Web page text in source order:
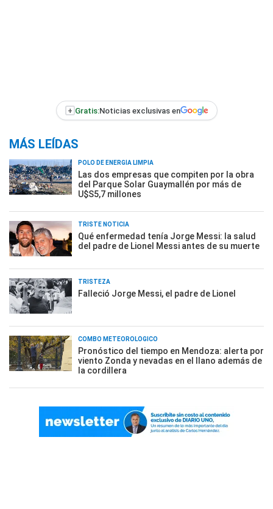
+ Gratis:Noticias exclusivas en
MÁS LEÍDAS
POLO DE ENERGÍA LIMPIA
Las dos empresas que compiten por la obra
del Parque Solar Guaymallén por más de
U$S5,7 millones
TRISTE NOTICIA
Qué enfermedad tenía Jorge Messi: la salud
del padre de Lionel Messi antes de su muerte
TRISTEZA
Falleció Jorge Messi, el padre de Lionel
COMBO METEOROLÓGICO
Pronóstico del tiempo en Mendoza: alerta por
viento Zonda y nevadas en el llano además de
la cordillera